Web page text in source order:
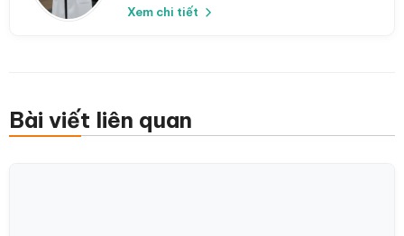
Xem chi tiết
Bài viết liên quan